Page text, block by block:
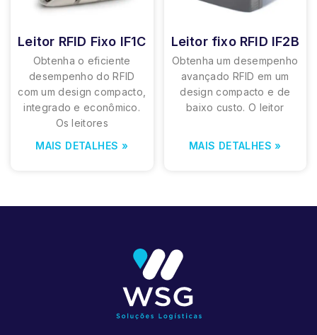
Leitor RFID Fixo IF1C
Obtenha o eficiente
desempenho do RFID
com um design compacto,
integrado e econômico.
Os leitores
MAIS DETALHES »
Leitor fixo RFID IF2B
Obtenha um desempenho
avançado RFID em um
design compacto e de
baixo custo. O leitor
MAIS DETALHES »